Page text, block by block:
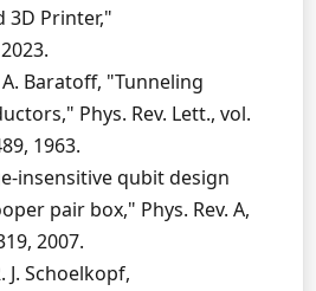
3D Printer,"
Baratoff, "Tunneling
Phys. Rev. Lett., vol.
1963.
insensitive qubit design
pair box," Phys. Rev. A,
2007.
J. Schoelkopf,